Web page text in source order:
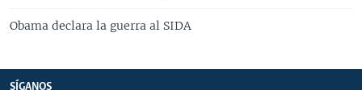
Obama declara la guerra al SIDA
SÍGANOS